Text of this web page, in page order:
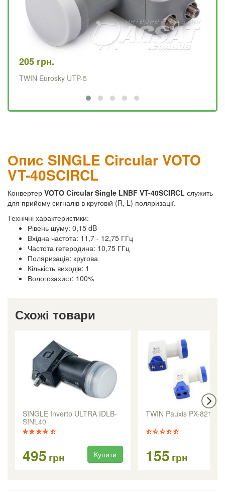
205 грн.
TWIN Eurosky UTP-5
Опис SINGLE Circular VOTO
VT-40SCIRCL
Конвертер VOTO Circular Single LNBF VT-40SCIRCL служить
для прийому сигналів в круговій (R, L) поляризації.
Технічні характеристики:
Рівень шуму: 0,15 dB
Вхідна частота: 11,7 - 12,75 ГГц
Частота гетеродина: 10,75 ГГц
Поляризація: кругова
Кількість виходів: 1
Вологозахист: 100%
Схожі товари
SINGLE Inverto ULTRA IDLB-
SINL40
495 грн Купити
TWIN Pauxis PX-8219
155 грн